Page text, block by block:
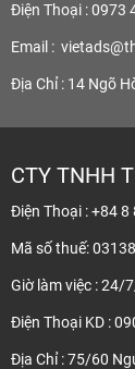
Điện Thoại : 0973
Email :
Địa Chỉ : 14 Ngõ
CTY TNHH
Điện Thoại : +84 8
Mã số thuế:
Giờ làm việc : 24/
Điện Thoại KD :
Địa Chỉ : 75/60